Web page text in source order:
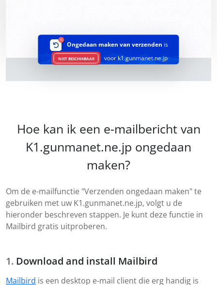
Ongedaan maken van verzenden is
NIET BESCHIKBAAR voor k1.gunmanet.ne.jp
Hoe kan ik een e-mailbericht van
K1.gunmanet.ne.jp ongedaan
maken?
Om de e-mailfunctie "Verzenden ongedaan maken" te
gebruiken met uw K1.gunmanet.ne.jp, volgt u de
hieronder beschreven stappen. Je kunt deze functie in
Mailbird gratis uitproberen.
Download and install Mailbird
Mailbird is een desktop e-mail client die erg handig is